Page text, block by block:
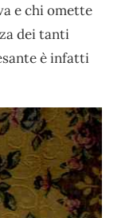
e chi omette
dei tanti
è infatti